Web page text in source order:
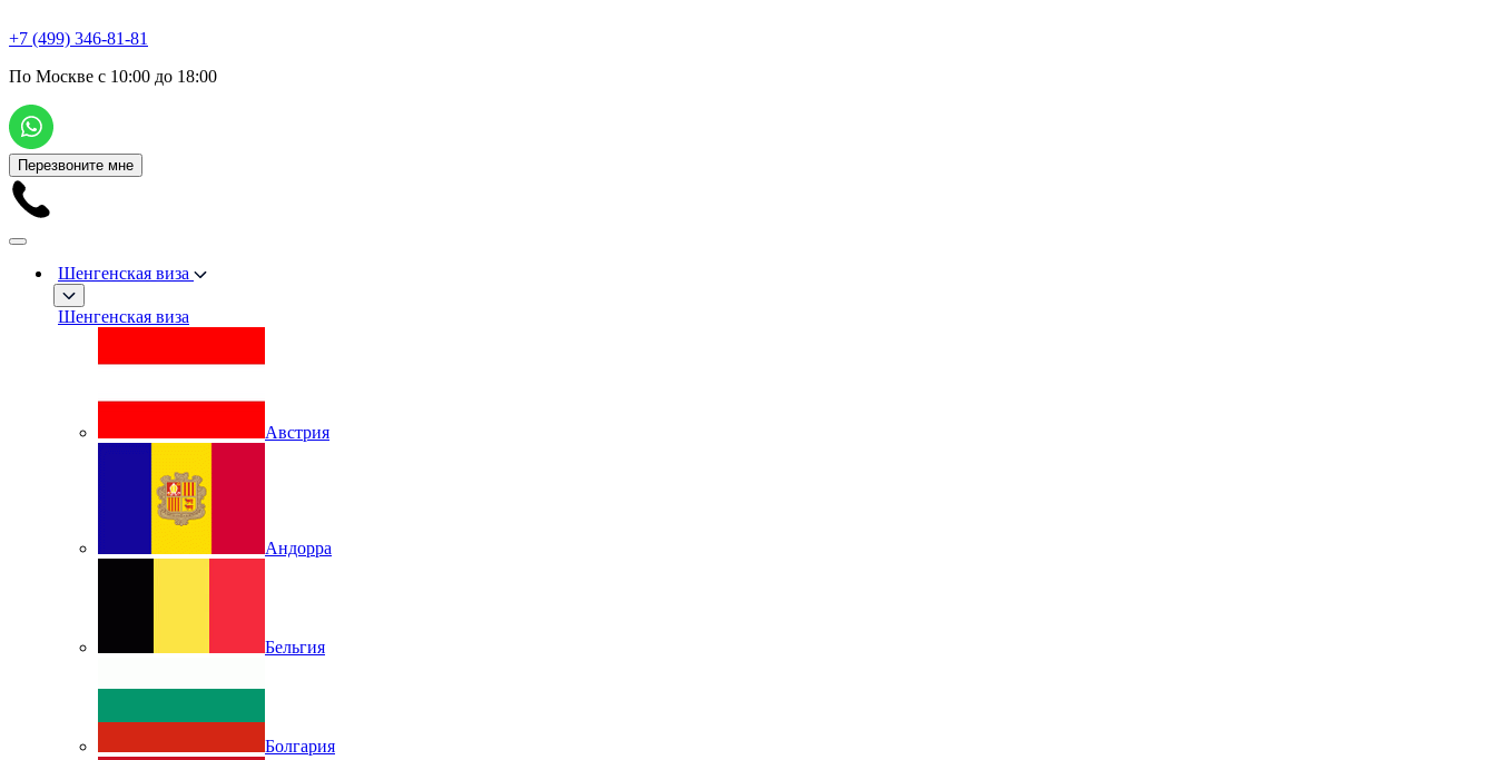
+7 (499) 346-81-81
По Москве с 10:00 до 18:00
Перезвоните мне
Шенгенская виза
Шенгенская виза
Австрия
Андорра
Бельгия
Болгария